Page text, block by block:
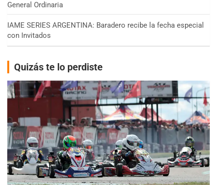
General Ordinaria
IAME SERIES ARGENTINA: Baradero recibe la fecha especial
con Invitados
Quizás te lo perdiste